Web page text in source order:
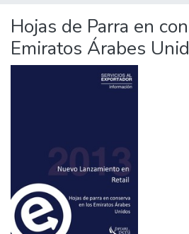
Hojas de Parra en
Emiratos Árabes